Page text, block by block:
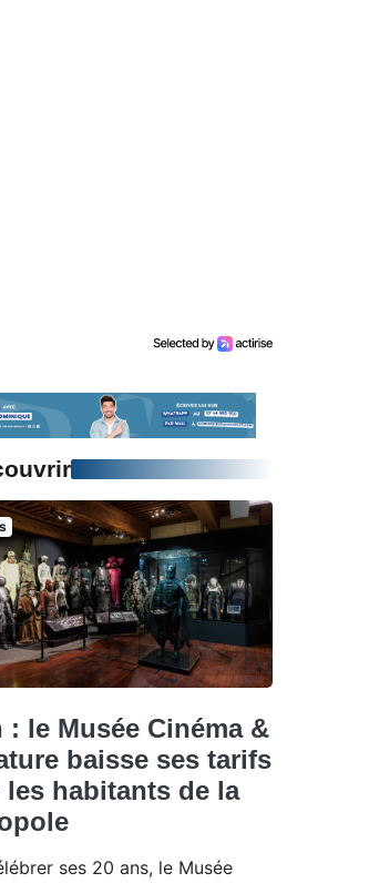
: le Musée Cinéma &
baisse ses tarifs
les habitants de la
ses 20 ans, le Musée